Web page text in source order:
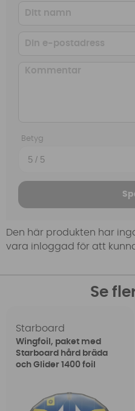
Betyg
Den här produkten har
vara inloggad för att
Se
Starboard
Wingfoil, paket med
Starboard hård bräda
och Glider 1400 foil